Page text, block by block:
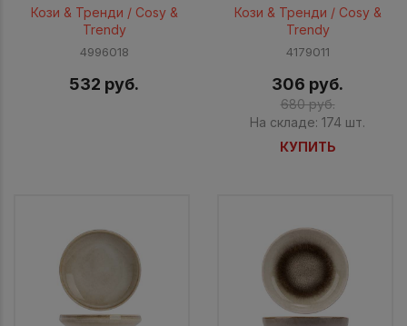
Кози & Тренди / Cosy &
Trendy
4996018
532 руб.
Кози & Тренди / Cosy &
Trendy
4179011
306 руб.
680 руб.
На складе: 174 шт.
КУПИТЬ